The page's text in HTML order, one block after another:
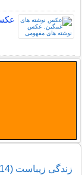
زندگی زیباست (114)